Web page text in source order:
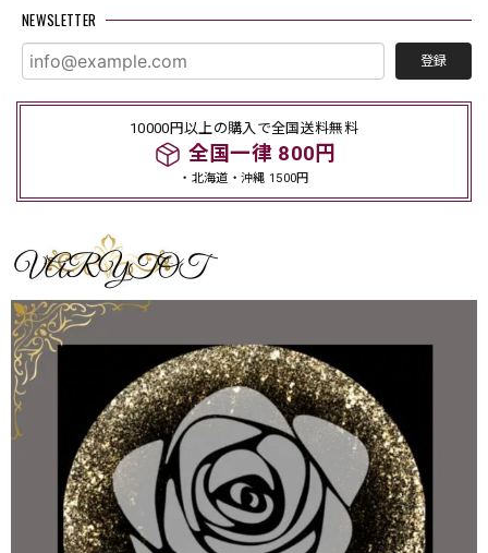
NEWSLETTER
登録
10000円以上の購入で全国送料無料
全国一律 800円
・北海道・沖縄 1500円